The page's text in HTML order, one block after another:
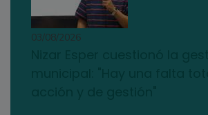
03/08/2026